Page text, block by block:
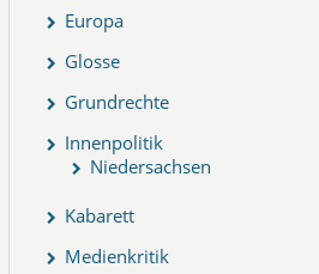
Europa
Glosse
Grundrechte
Innenpolitik
Niedersachsen
Kabarett
Medienkritik